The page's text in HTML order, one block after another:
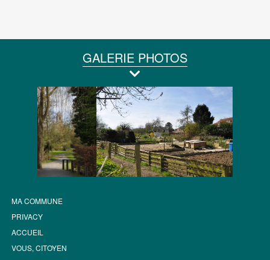
GALERIE PHOTOS
MA COMMUNE
PRIVACY
ACCUEIL
VOUS, CITOYEN